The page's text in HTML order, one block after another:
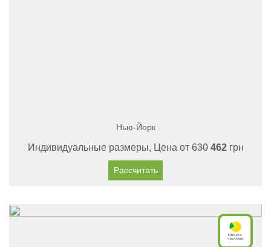
Нью-Йорк
Индивидуальные размеры, Цена от630 462грн
Рассчитать